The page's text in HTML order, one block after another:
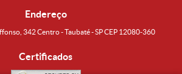
Endereço
342 Centro - Taubaté - SP CEP 12080-360
Certificados